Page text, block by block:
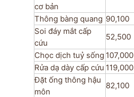
cơ bản
Thông bàng quang 90,100
Soi đáy mắt cấp
cứu
52,500
Chọc dịch tuỷ sống 107,000
Rửa dạ dày cấp cứu 119,000
Đặt ống thông hậu
môn
82,100